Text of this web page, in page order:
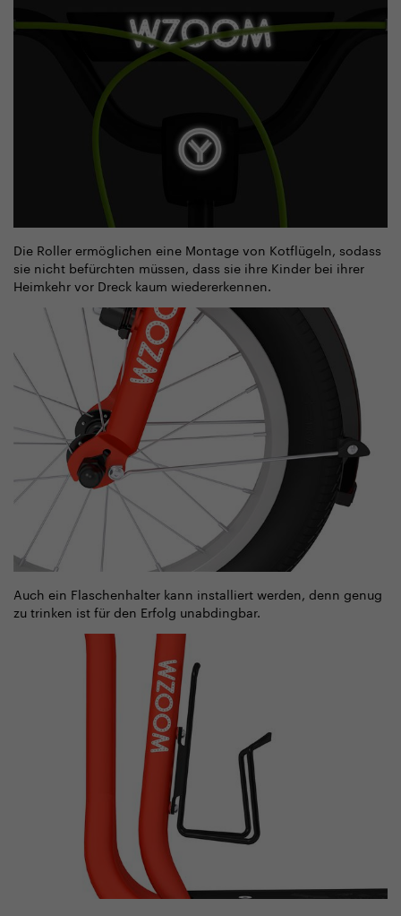
Die Roller ermöglichen eine Montage von Kotflügeln, sodass
sie nicht befürchten müssen, dass sie ihre Kinder bei ihrer
Heimkehr vor Dreck kaum wiedererkennen.
Auch ein Flaschenhalter kann installiert werden, denn genug
zu trinken ist für den Erfolg unabdingbar.